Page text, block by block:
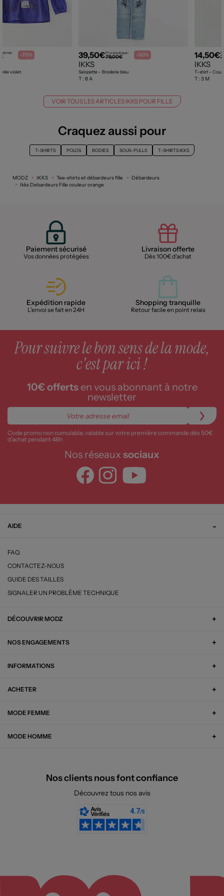
: -70%
violet
39,50€Prix boutique :
79,00€ -50%
IKKS
Salopette - Broderie bleu
T : 8 A
14,50€
IKKS
T-shirt -
T : 3 M
VOIR TOUS LES ARTICLES IKKS POUR FILLE
Craquez aussi pour
T-SHIRTS POLOS BODIES SOUS-PULLS T-SHIRTS IKKS
MODZ IKKS Tee-shirts et débardeurs fille
Débardeurs
Ikks Debardeurs Fille couleur orange
Paiement sécurisé
Vos données protégées
Livraison offerte
Dès 100€ d'achat
Expédition rapide
L'envoi se fait en 24H
Shopping tranquille
Retour facile en point relais
Pour suivre le bon sens de la mode,
c'est par ici !
10€ offertsen vous abonnant à notre
newsletter
Code promo non cumulable, valable sur votre première commande dès 50€
d’achat pendant 48h
Nos réseaux sociaux
AIDE
FAQ
CONTACTEZ-NOUS
GUIDE DES TAILLES
SIGNALER UN PROBLÈME TECHNIQUE
DÉCOUVRIR MODZ
NOS ENGAGEMENTS
INFORMATIONS
ACHETER
MODE FEMME
MODE HOMME
Nos clients nous font confiance
Découvrez tous nos avis